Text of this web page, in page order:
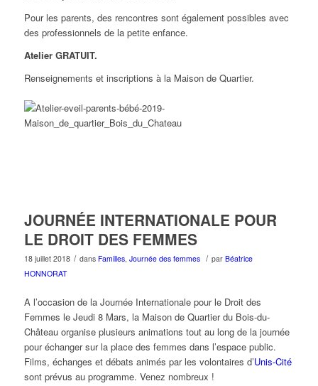
Pour les parents, des rencontres sont également possibles avec
des professionnels de la petite enfance.
Atelier GRATUIT.
Renseignements et inscriptions à la Maison de Quartier.
JOURNÉE INTERNATIONALE POUR
LE DROIT DES FEMMES
18 juillet 2018 / dans Familles, Journée des femmes / par Béatrice
HONNORAT
A l’occasion de la Journée Internationale pour le Droit des
Femmes le Jeudi 8 Mars, la Maison de Quartier du Bois-du-
Château organise plusieurs animations tout au long de la journée
pour échanger sur la place des femmes dans l’espace public.
Films, échanges et débats animés par les volontaires d’Unis-Cité
sont prévus au programme. Venez nombreux !